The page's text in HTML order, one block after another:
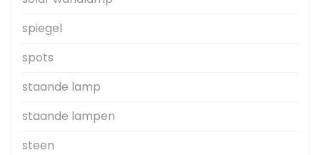
spiegel
spots
staande lamp
staande lampen
steen